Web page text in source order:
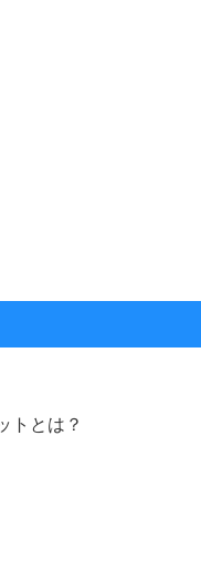
トとは？